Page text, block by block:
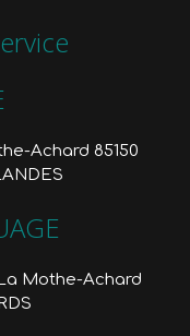
Achard 85150
Mothe-Achard